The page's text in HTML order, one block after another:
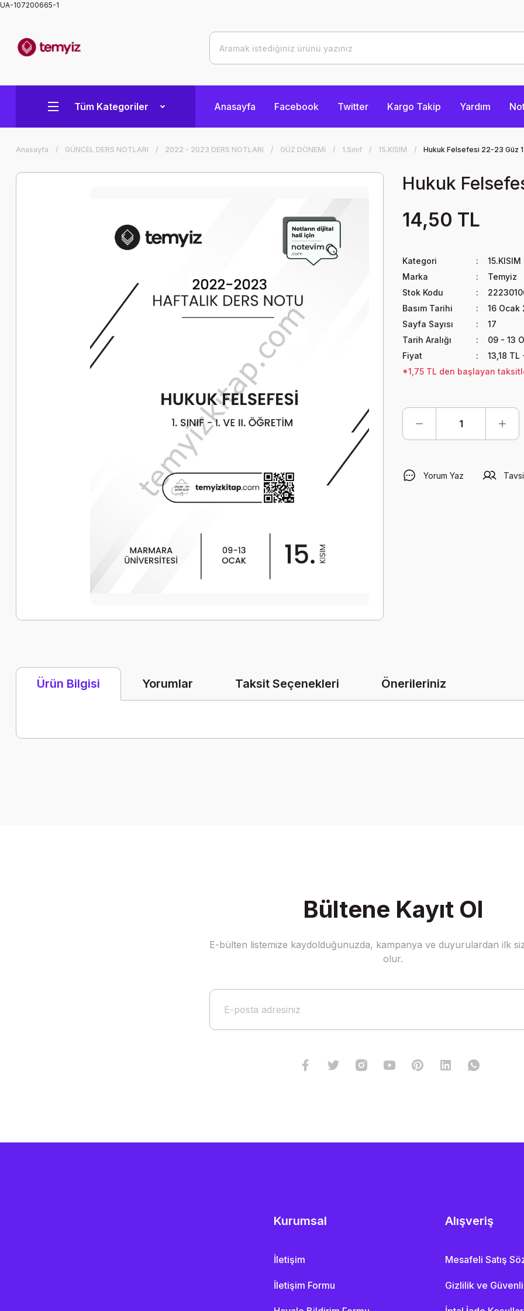
UA-107200665-1
Tüm Kategoriler Anasayfa Facebook Twitter Kargo Takip Yardım
Anasayfa GÜNCEL DERS NOTLARI 2022 - 2023 DERS NOTLARI GÜZ DÖNEMİ 1.Sınıf 15.KISIM Hukuk Felsefesi 22-23 Güz
Hukuk
14,50 TL
Kategori
15.KISIM
Marka
Temyiz
Stok Kodu
Basım Tarihi
16 Ocak
Sayfa Sayısı
17
Tarih Aralığı
09 - 13
Fiyat
13,18 TL
*1,75 TL den başlayan
Yorum Yaz
Ürün Bilgisi Yorumlar Taksit Seçenekleri Önerileriniz
Gönder
Bültene Kayıt Ol
E-bülten listemize kaydolduğunuzda, kampanya ve duyurulardan ilk
olur.
Kurumsal
İletişim
İletişim Formu
Alışveriş
Mesafeli Satış
Gizlilik ve